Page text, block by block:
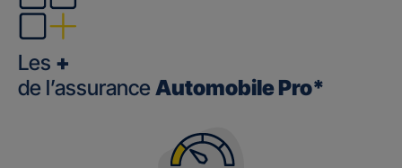
Les +
de l’assurance Automobile Pro*